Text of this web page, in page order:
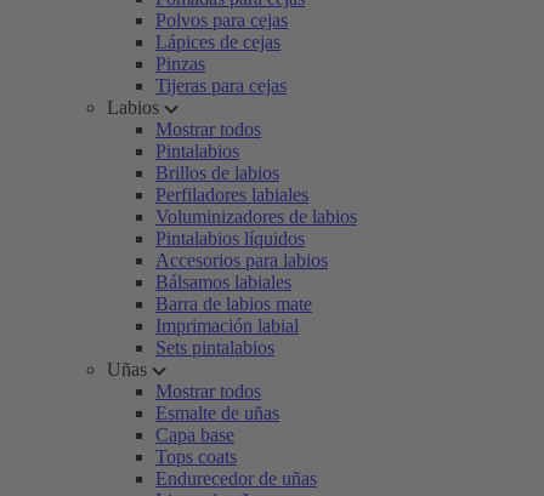
Polvos para cejas
Lápices de cejas
Pinzas
Tijeras para cejas
Labios
Mostrar todos
Pintalabios
Brillos de labios
Perfiladores labiales
Voluminizadores de labios
Pintalabios líquidos
Accesorios para labios
Bálsamos labiales
Barra de labios mate
Imprimación labial
Sets pintalabios
Uñas
Mostrar todos
Esmalte de uñas
Capa base
Tops coats
Endurecedor de uñas